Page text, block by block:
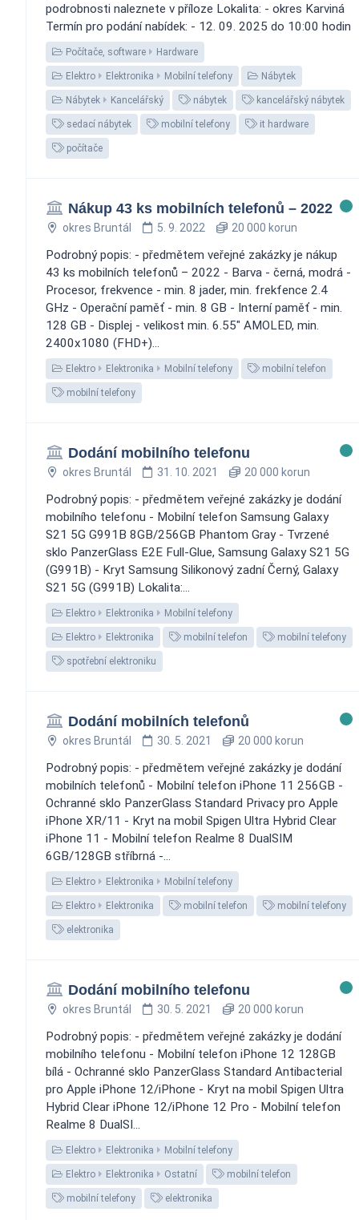
podrobnosti naleznete v příloze Lokalita: - okres Karviná
Termín pro podání nabídek: - 12. 09. 2025 do 10:00 hodin
Počítače, software Hardware
Elektro Elektronika Mobilní telefony Nábytek
Nábytek Kancelářský nábytek kancelářský nábytek
sedací nábytek mobilní telefony it hardware
počítače
Nákup 43 ks mobilních telefonů – 2022
okres Bruntál 5. 9. 2022 20 000 korun
Podrobný popis: - předmětem veřejné zakázky je nákup
43 ks mobilních telefonů – 2022 - Barva - černá, modrá -
Procesor, frekvence - min. 8 jader, min. frekfence 2.4
GHz - Operační paměť - min. 8 GB - Interní paměť - min.
128 GB - Displej - velikost min. 6.55" AMOLED, min.
2400x1080 (FHD+)...
Elektro Elektronika Mobilní telefony mobilní telefon
mobilní telefony
Dodání mobilního telefonu
okres Bruntál 31. 10. 2021 20 000 korun
Podrobný popis: - předmětem veřejné zakázky je dodání
mobilního telefonu - Mobilní telefon Samsung Galaxy
S21 5G G991B 8GB/256GB Phantom Gray - Tvrzené
sklo PanzerGlass E2E Full-Glue, Samsung Galaxy S21 5G
(G991B) - Kryt Samsung Silikonový zadní Černý, Galaxy
S21 5G (G991B) Lokalita:...
Elektro Elektronika Mobilní telefony
Elektro Elektronika mobilní telefon mobilní telefony
spotřební elektroniku
Dodání mobilních telefonů
okres Bruntál 30. 5. 2021 20 000 korun
Podrobný popis: - předmětem veřejné zakázky je dodání
mobilních telefonů - Mobilní telefon iPhone 11 256GB -
Ochranné sklo PanzerGlass Standard Privacy pro Apple
iPhone XR/11 - Kryt na mobil Spigen Ultra Hybrid Clear
iPhone 11 - Mobilní telefon Realme 8 DualSIM
6GB/128GB stříbrná -...
Elektro Elektronika Mobilní telefony
Elektro Elektronika mobilní telefon mobilní telefony
elektronika
Dodání mobilního telefonu
okres Bruntál 30. 5. 2021 20 000 korun
Podrobný popis: - předmětem veřejné zakázky je dodání
mobilního telefonu - Mobilní telefon iPhone 12 128GB
bílá - Ochranné sklo PanzerGlass Standard Antibacterial
pro Apple iPhone 12/iPhone - Kryt na mobil Spigen Ultra
Hybrid Clear iPhone 12/iPhone 12 Pro - Mobilní telefon
Realme 8 DualSI...
Elektro Elektronika Mobilní telefony
Elektro Elektronika Ostatní mobilní telefon
mobilní telefony elektronika